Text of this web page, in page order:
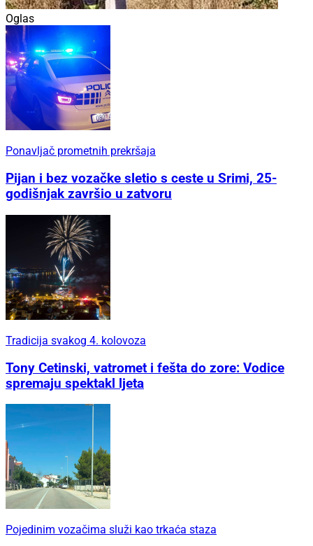
Oglas
Ponavljač prometnih prekršaja
Pijan i bez vozačke sletio s ceste u Srimi, 25-
godišnjak završio u zatvoru
Tradicija svakog 4. kolovoza
Tony Cetinski, vatromet i fešta do zore: Vodice
spremaju spektakl ljeta
Pojedinim vozačima služi kao trkaća staza